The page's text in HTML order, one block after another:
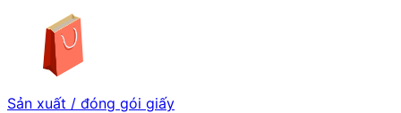
Sản xuất / đóng gói giấy